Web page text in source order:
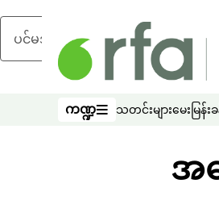
ပင်မအကြောင်းအရာသို့ ကျော်ရန်
ကဏ္ဍ
ကဏ္ဍ သတင်းများမေးမြန်းခ
အ